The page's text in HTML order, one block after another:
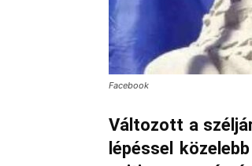
Facebook
Változott a
lépéssel